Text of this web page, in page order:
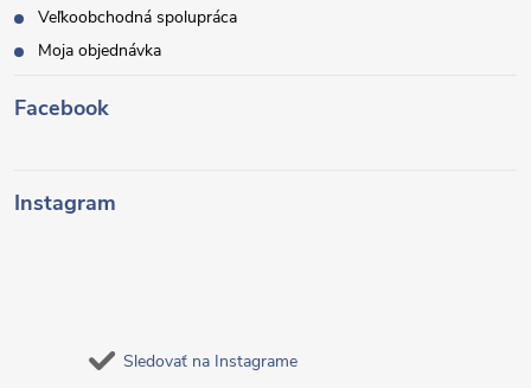
Veľkoobchodná spolupráca
Moja objednávka
Facebook
Instagram
Sledovať na Instagrame